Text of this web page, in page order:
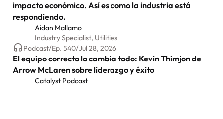
impacto económico. Así es como la industria está
respondiendo.
Aidan Mallamo
Industry Specialist, Utilities
Podcast/Ep. 540/Jul 28, 2026
El equipo correcto lo cambia todo: Kevin Thimjon de
Arrow McLaren sobre liderazgo y éxito
Catalyst Podcast